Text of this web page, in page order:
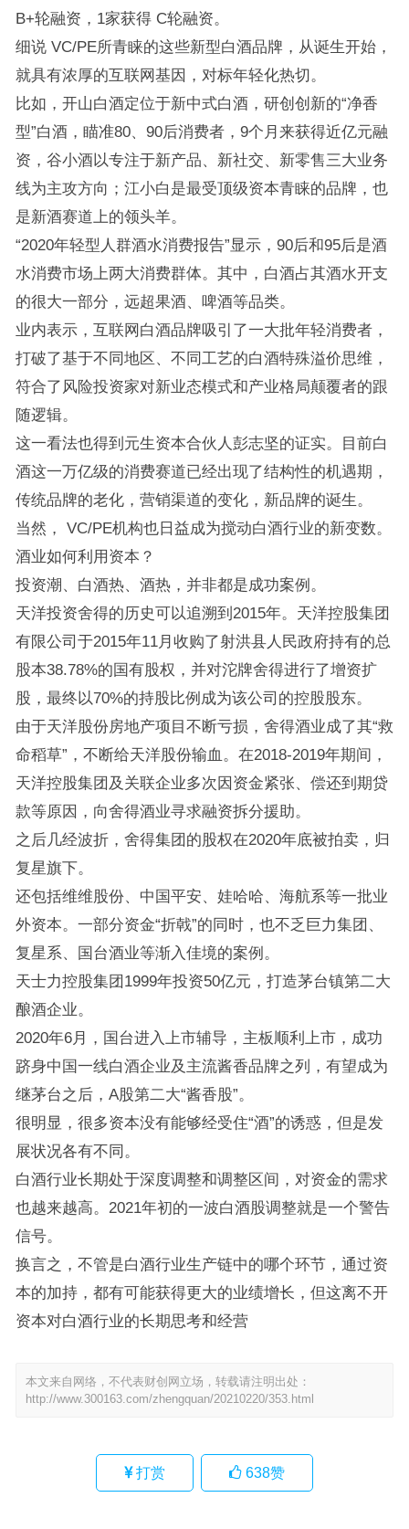
B+轮融资，1家获得 C轮融资。
细说 VC/PE所青睐的这些新型白酒品牌，从诞生开始，
就具有浓厚的互联网基因，对标年轻化热切。
比如，开山白酒定位于新中式白酒，研创创新的“净香
型”白酒，瞄准80、90后消费者，9个月来获得近亿元融
资，谷小酒以专注于新产品、新社交、新零售三大业务
线为主攻方向；江小白是最受顶级资本青睐的品牌，也
是新酒赛道上的领头羊。
“2020年轻型人群酒水消费报告”显示，90后和95后是酒
水消费市场上两大消费群体。其中，白酒占其酒水开支
的很大一部分，远超果酒、啤酒等品类。
业内表示，互联网白酒品牌吸引了一大批年轻消费者，
打破了基于不同地区、不同工艺的白酒特殊溢价思维，
符合了风险投资家对新业态模式和产业格局颠覆者的跟
随逻辑。
这一看法也得到元生资本合伙人彭志坚的证实。目前白
酒这一万亿级的消费赛道已经出现了结构性的机遇期，
传统品牌的老化，营销渠道的变化，新品牌的诞生。
当然， VC/PE机构也日益成为搅动白酒行业的新变数。
酒业如何利用资本？
投资潮、白酒热、酒热，并非都是成功案例。
天洋投资舍得的历史可以追溯到2015年。天洋控股集团
有限公司于2015年11月收购了射洪县人民政府持有的总
股本38.78%的国有股权，并对沱牌舍得进行了增资扩
股，最终以70%的持股比例成为该公司的控股股东。
由于天洋股份房地产项目不断亏损，舍得酒业成了其“救
命稻草”，不断给天洋股份输血。在2018-2019年期间，
天洋控股集团及关联企业多次因资金紧张、偿还到期贷
款等原因，向舍得酒业寻求融资拆分援助。
之后几经波折，舍得集团的股权在2020年底被拍卖，归
复星旗下。
还包括维维股份、中国平安、娃哈哈、海航系等一批业
外资本。一部分资金“折戟”的同时，也不乏巨力集团、
复星系、国台酒业等渐入佳境的案例。
天士力控股集团1999年投资50亿元，打造茅台镇第二大
酿酒企业。
2020年6月，国台进入上市辅导，主板顺利上市，成功
跻身中国一线白酒企业及主流酱香品牌之列，有望成为
继茅台之后，A股第二大“酱香股”。
很明显，很多资本没有能够经受住“酒”的诱惑，但是发
展状况各有不同。
白酒行业长期处于深度调整和调整区间，对资金的需求
也越来越高。2021年初的一波白酒股调整就是一个警告
信号。
换言之，不管是白酒行业生产链中的哪个环节，通过资
本的加持，都有可能获得更大的业绩增长，但这离不开
资本对白酒行业的长期思考和经营
本文来自网络，不代表财创网立场，转载请注明出处：
http://www.300163.com/zhengquan/20210220/353.html
打赏 638赞